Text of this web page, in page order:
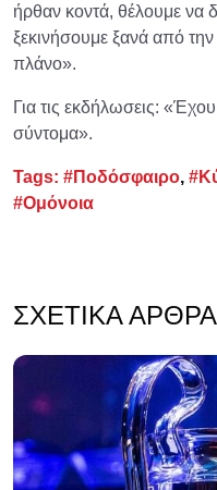
ήρθαν κοντά, θέλουμε να
ξεκινήσουμε ξανά από την
πλάνο».
Για τις εκδήλωσεις:
σύντομα».
Tags: #Ποδόσφαιρο,
#Ομόνοια
ΣΧΕΤΙΚΆ ΆΡΘΡΑ